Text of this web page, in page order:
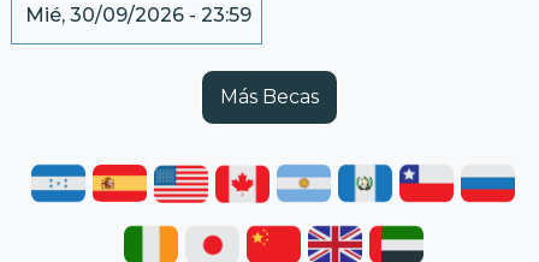
Mié, 30/09/2026 - 23:59
Más Becas